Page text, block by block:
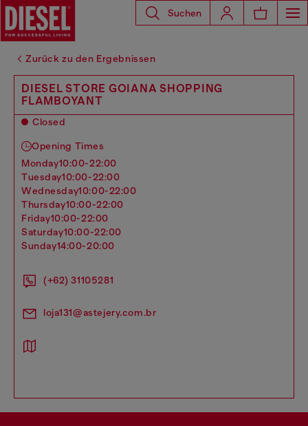
Suchen
Zurück zu den Ergebnissen
DIESEL STORE GOIANA SHOPPING
FLAMBOYANT
Closed
Opening Times
monday10:00-22:00
tuesday10:00-22:00
wednesday10:00-22:00
thursday10:00-22:00
friday10:00-22:00
saturday10:00-22:00
sunday14:00-20:00
(+62) 31105281
loja131@astejery.com.br